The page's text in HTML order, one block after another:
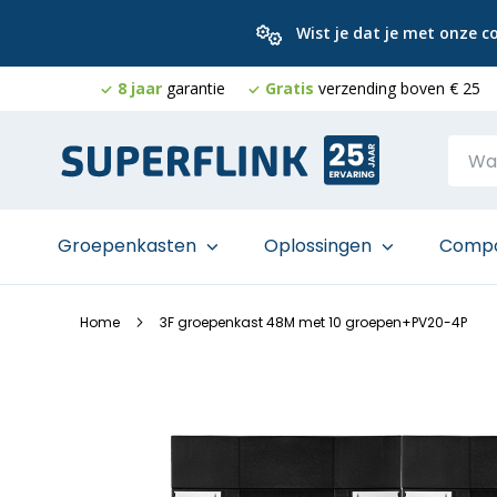
Wist je dat je met onze
8 jaar garantie Gratis verzending boven € 25
naar
de
Groepenkasten Oplossingen
Home 3F groepenkast 48M met 10 groepen+PV20-4P